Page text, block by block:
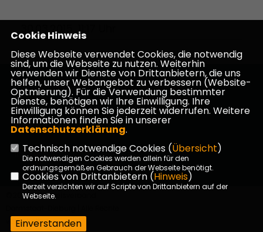
30.03.2015, 11:17 Uhr
Homepage des CDU Kreisverbandes Darmstadt-
Dieburg
Impressum Datenschutz Kontakt
©2026 CDU Kreisverband
vorbehalten.
Cookie Hinweis
Diese Webseite verwendet Cookies, die notwendig
sind, um die Webseite zu nutzen. Weiterhin
verwenden wir Dienste von Drittanbietern, die uns
helfen, unser Webangebot zu verbessern (Website-
Optmierung). Für die Verwendung bestimmter
Dienste, benötigen wir Ihre Einwilligung. Ihre
Einwilligung können Sie jederzeit widerrufen. Weitere
Informationen finden Sie in unserer
Datenschutzerklärung.
Technisch notwendige Cookies (Übersicht)
Die notwendigen Cookies werden allein für den
ordnungsgemäßen Gebrauch der Webseite benötigt.
Cookies von Drittanbietern (Hinweis)
Derzeit verzichten wir auf Scripte von Drittanbietern auf der
Webseite.
Einverstanden